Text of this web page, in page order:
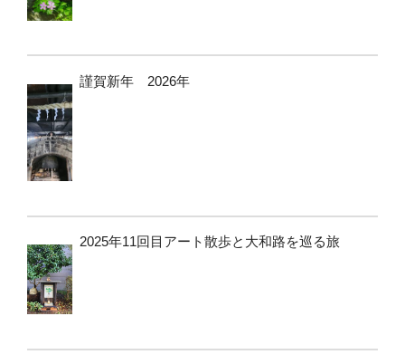
謹賀新年 2026年
2025年11回目アート散歩と大和路を巡る旅